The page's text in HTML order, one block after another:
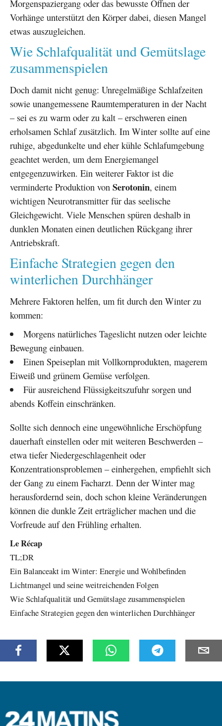
Morgenspaziergang oder das bewusste Öffnen der
Vorhänge unterstützt den Körper dabei, diesen Mangel
etwas auszugleichen.
Wie Schlafqualität und Gemütslage
zusammenspielen
Doch damit nicht genug: Unregelmäßige Schlafzeiten
sowie unangemessene Raumtemperaturen in der Nacht
– sei es zu warm oder zu kalt – erschweren einen
erholsamen Schlaf zusätzlich. Im Winter sollte auf eine
ruhige, abgedunkelte und eher kühle Schlafumgebung
geachtet werden, um dem Energiemangel
entgegenzuwirken. Ein weiterer Faktor ist die
verminderte Produktion von Serotonin, einem
wichtigen Neurotransmitter für das seelische
Gleichgewicht. Viele Menschen spüren deshalb in
dunklen Monaten einen deutlichen Rückgang ihrer
Antriebskraft.
Einfache Strategien gegen den
winterlichen Durchhänger
Mehrere Faktoren helfen, um fit durch den Winter zu
kommen:
Morgens natürliches Tageslicht nutzen oder leichte
Bewegung einbauen.
Einen Speiseplan mit Vollkornprodukten, magerem
Eiweiß und grünem Gemüse verfolgen.
Für ausreichend Flüssigkeitszufuhr sorgen und
abends Koffein einschränken.
Sollte sich dennoch eine ungewöhnliche Erschöpfung
dauerhaft einstellen oder mit weiteren Beschwerden –
etwa tiefer Niedergeschlagenheit oder
Konzentrationsproblemen – einhergehen, empfiehlt sich
der Gang zu einem Facharzt. Denn der Winter mag
herausfordernd sein, doch schon kleine Veränderungen
können die dunkle Zeit erträglicher machen und die
Vorfreude auf den Frühling erhalten.
Le Récap
TL;DR
Ein Balanceakt im Winter: Energie und Wohlbefinden
Lichtmangel und seine weitreichenden Folgen
Wie Schlafqualität und Gemütslage zusammenspielen
Einfache Strategien gegen den winterlichen Durchhänger